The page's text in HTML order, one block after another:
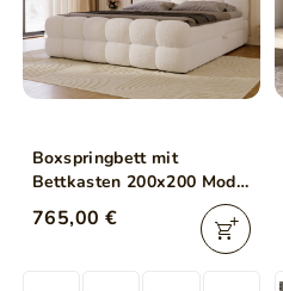
Boxspringbett mit
Bettkasten 200x200 Modo
Beige
765,00 €